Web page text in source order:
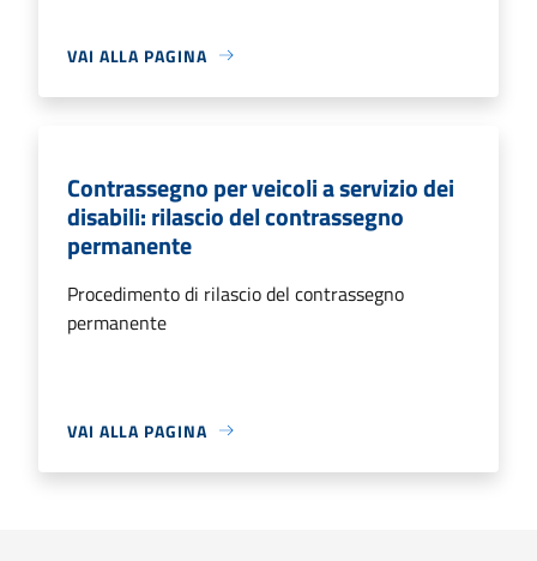
VAI ALLA PAGINA
Contrassegno per veicoli a servizio dei
disabili: rilascio del contrassegno
permanente
Procedimento di rilascio del contrassegno
permanente
VAI ALLA PAGINA